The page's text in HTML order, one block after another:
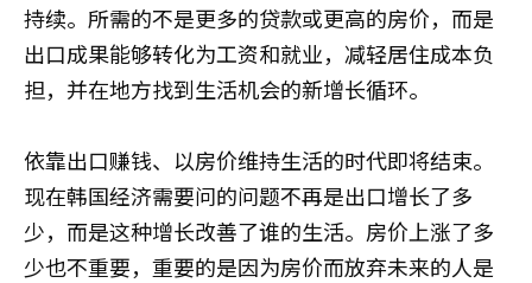
持续。所需的不是更多的贷款或更高的房价，而是
出口成果能够转化为工资和就业，减轻居住成本负
担，并在地方找到生活机会的新增长循环。
依靠出口赚钱、以房价维持生活的时代即将结束。
现在韩国经济需要问的问题不再是出口增长了多
少，而是这种增长改善了谁的生活。房价上涨了多
少也不重要，重要的是因为房价而放弃未来的人是